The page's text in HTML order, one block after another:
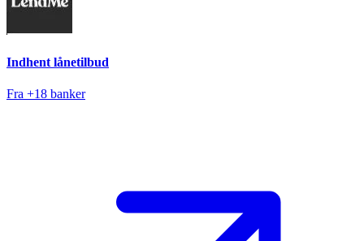
Indhent lånetilbud
Fra +18 banker